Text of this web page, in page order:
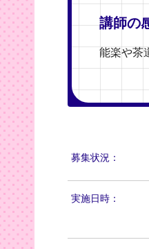
講師の
能楽や茶
募集状況：
実施日時：